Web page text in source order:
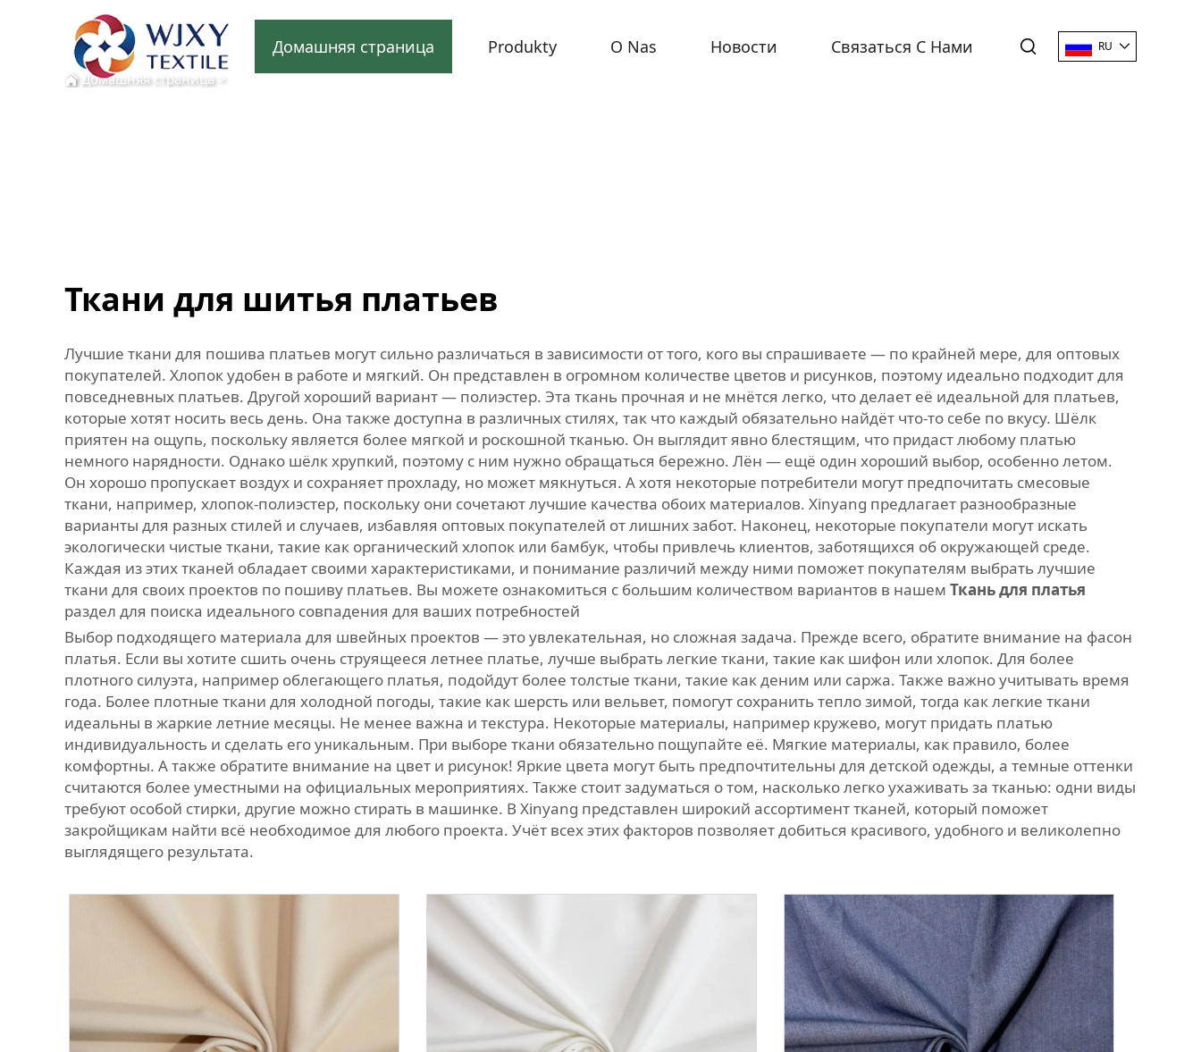
Домашняя страница Produkty O Nas Новости Связаться С Нами RU
Домашняя страница>
Ткани для шитья платьев
Лучшие ткани для пошива платьев могут сильно различаться в зависимости от того, кого вы спрашиваете — по крайней мере, для оптовых
покупателей. Хлопок удобен в работе и мягкий. Он представлен в огромном количестве цветов и рисунков, поэтому идеально подходит для
повседневных платьев. Другой хороший вариант — полиэстер. Эта ткань прочная и не мнётся легко, что делает её идеальной для платьев,
которые хотят носить весь день. Она также доступна в различных стилях, так что каждый обязательно найдёт что-то себе по вкусу. Шёлк
приятен на ощупь, поскольку является более мягкой и роскошной тканью. Он выглядит явно блестящим, что придаст любому платью
немного нарядности. Однако шёлк хрупкий, поэтому с ним нужно обращаться бережно. Лён — ещё один хороший выбор, особенно летом.
Он хорошо пропускает воздух и сохраняет прохладу, но может мякнуться. А хотя некоторые потребители могут предпочитать смесовые
ткани, например, хлопок-полиэстер, поскольку они сочетают лучшие качества обоих материалов. Xinyang предлагает разнообразные
варианты для разных стилей и случаев, избавляя оптовых покупателей от лишних забот. Наконец, некоторые покупатели могут искать
экологически чистые ткани, такие как органический хлопок или бамбук, чтобы привлечь клиентов, заботящихся об окружающей среде.
Каждая из этих тканей обладает своими характеристиками, и понимание различий между ними поможет покупателям выбрать лучшие
ткани для своих проектов по пошиву платьев. Вы можете ознакомиться с большим количеством вариантов в нашем Ткань для платья
раздел для поиска идеального совпадения для ваших потребностей
Выбор подходящего материала для швейных проектов — это увлекательная, но сложная задача. Прежде всего, обратите внимание на фасон
платья. Если вы хотите сшить очень струящееся летнее платье, лучше выбрать легкие ткани, такие как шифон или хлопок. Для более
плотного силуэта, например облегающего платья, подойдут более толстые ткани, такие как деним или саржа. Также важно учитывать время
года. Более плотные ткани для холодной погоды, такие как шерсть или вельвет, помогут сохранить тепло зимой, тогда как легкие ткани
идеальны в жаркие летние месяцы. Не менее важна и текстура. Некоторые материалы, например кружево, могут придать платью
индивидуальность и сделать его уникальным. При выборе ткани обязательно пощупайте её. Мягкие материалы, как правило, более
комфортны. А также обратите внимание на цвет и рисунок! Яркие цвета могут быть предпочтительны для детской одежды, а темные оттенки
считаются более уместными на официальных мероприятиях. Также стоит задуматься о том, насколько легко ухаживать за тканью: одни виды
требуют особой стирки, другие можно стирать в машинке. В Xinyang представлен широкий ассортимент тканей, который поможет
закройщикам найти всё необходимое для любого проекта. Учёт всех этих факторов позволяет добиться красивого, удобного и великолепно
выглядящего результата.